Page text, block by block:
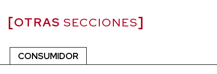
OTRAS SECCIONES
CONSUMIDOR